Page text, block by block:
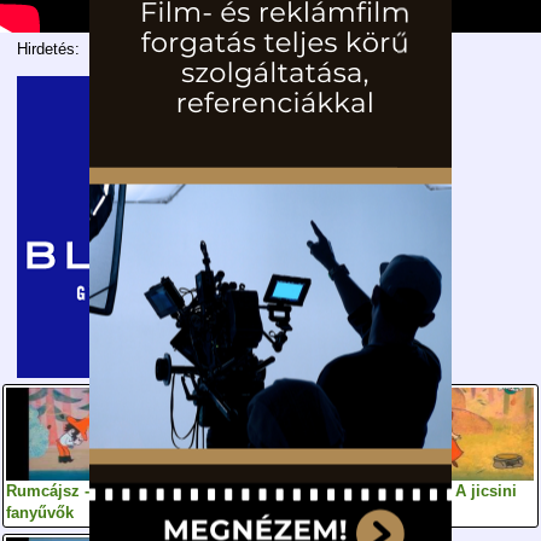
Hirdetés:
Rumcájsz - A
fanyűvők
Rumcájsz - A
napsugár gyűrű
Rumcájsz - A jicsini
pék